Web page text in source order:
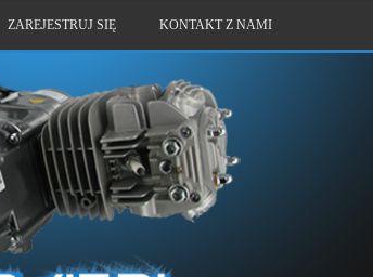
ZAREJESTRUJ SIĘ KONTAKT Z NAMI